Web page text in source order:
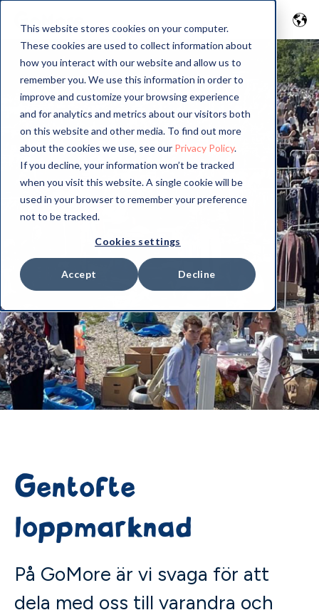
This website stores cookies on your computer.
These cookies are used to collect information about
how you interact with our website and allow us to
remember you. We use this information in order to
improve and customize your browsing experience
and for analytics and metrics about our visitors both
on this website and other media. To find out more
about the cookies we use, see our Privacy Policy.
If you decline, your information won’t be tracked
when you visit this website. A single cookie will be
used in your browser to remember your preference
not to be tracked.
Cookies settings
Accept Decline
Gentofte
loppmarknad
På GoMore är vi svaga för att
dela med oss till varandra och